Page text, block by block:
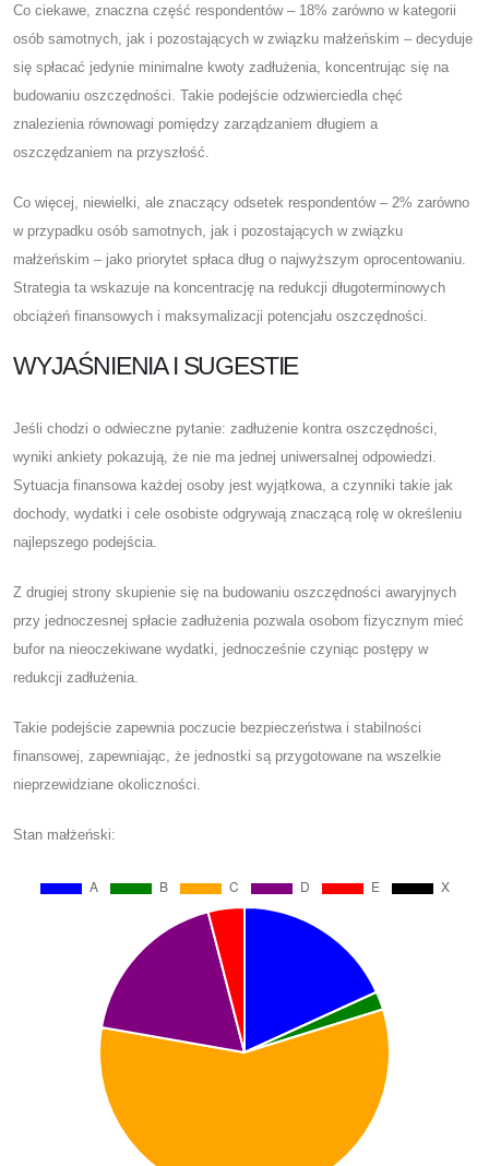
Co ciekawe, znaczna część respondentów – 18% zarówno w kategorii
osób samotnych, jak i pozostających w związku małżeńskim – decyduje
się spłacać jedynie minimalne kwoty zadłużenia, koncentrując się na
budowaniu oszczędności. Takie podejście odzwierciedla chęć
znalezienia równowagi pomiędzy zarządzaniem długiem a
oszczędzaniem na przyszłość.
Co więcej, niewielki, ale znaczący odsetek respondentów – 2% zarówno
w przypadku osób samotnych, jak i pozostających w związku
małżeńskim – jako priorytet spłaca dług o najwyższym oprocentowaniu.
Strategia ta wskazuje na koncentrację na redukcji długoterminowych
obciążeń finansowych i maksymalizacji potencjału oszczędności.
WYJAŚNIENIA I SUGESTIE
Jeśli chodzi o odwieczne pytanie: zadłużenie kontra oszczędności,
wyniki ankiety pokazują, że nie ma jednej uniwersalnej odpowiedzi.
Sytuacja finansowa każdej osoby jest wyjątkowa, a czynniki takie jak
dochody, wydatki i cele osobiste odgrywają znaczącą rolę w określeniu
najlepszego podejścia.
Z drugiej strony skupienie się na budowaniu oszczędności awaryjnych
przy jednoczesnej spłacie zadłużenia pozwala osobom fizycznym mieć
bufor na nieoczekiwane wydatki, jednocześnie czyniąc postępy w
redukcji zadłużenia.
Takie podejście zapewnia poczucie bezpieczeństwa i stabilności
finansowej, zapewniając, że jednostki są przygotowane na wszelkie
nieprzewidziane okoliczności.
Stan małżeński: